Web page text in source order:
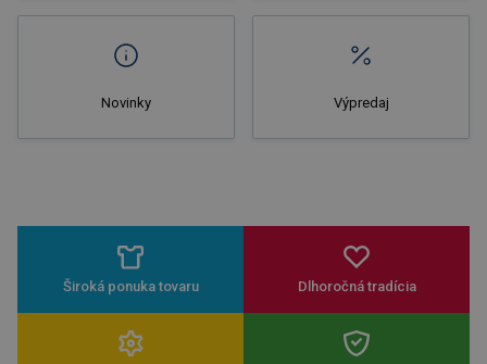
Novinky Výpredaj
Široká ponuka tovaru Dlhoročná tradícia